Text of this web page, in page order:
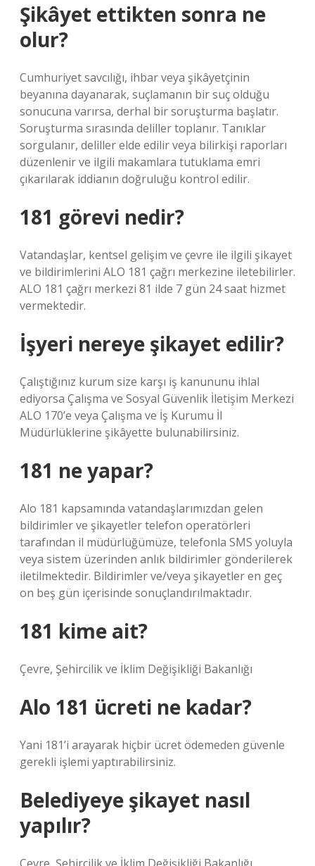
Şikâyet ettikten sonra ne
olur?
Cumhuriyet savcılığı, ihbar veya şikâyetçinin
beyanına dayanarak, suçlamanın bir suç olduğu
sonucuna varırsa, derhal bir soruşturma başlatır.
Soruşturma sırasında deliller toplanır. Tanıklar
sorgulanır, deliller elde edilir veya bilirkişi raporları
düzenlenir ve ilgili makamlara tutuklama emri
çıkarılarak iddianın doğruluğu kontrol edilir.
181 görevi nedir?
Vatandaşlar, kentsel gelişim ve çevre ile ilgili şikayet
ve bildirimlerini ALO 181 çağrı merkezine iletebilirler.
ALO 181 çağrı merkezi 81 ilde 7 gün 24 saat hizmet
vermektedir.
İşyeri nereye şikayet edilir?
Çalıştığınız kurum size karşı iş kanununu ihlal
ediyorsa Çalışma ve Sosyal Güvenlik İletişim Merkezi
ALO 170’e veya Çalışma ve İş Kurumu İl
Müdürlüklerine şikâyette bulunabilirsiniz.
181 ne yapar?
Alo 181 kapsamında vatandaşlarımızdan gelen
bildirimler ve şikayetler telefon operatörleri
tarafından il müdürlüğümüze, telefonla SMS yoluyla
veya sistem üzerinden anlık bildirimler gönderilerek
iletilmektedir. Bildirimler ve/veya şikayetler en geç
on beş gün içerisinde sonuçlandırılmaktadır.
181 kime ait?
Çevre, Şehircilik ve İklim Değişikliği Bakanlığı
Alo 181 ücreti ne kadar?
Yani 181’i arayarak hiçbir ücret ödemeden güvenle
gerekli işlemi yaptırabilirsiniz.
Belediyeye şikayet nasıl
yapılır?